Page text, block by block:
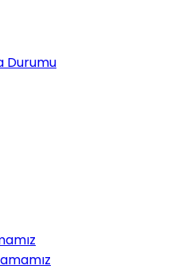
Durumu